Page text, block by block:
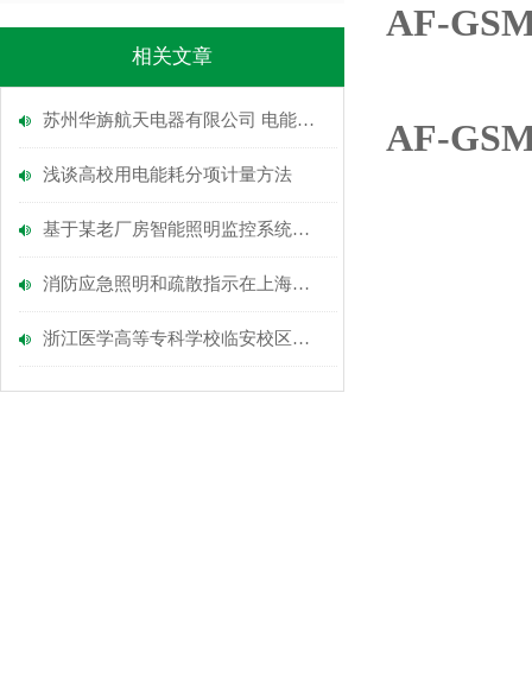
相关文章
苏州华旃航天电器有限公司 电能管理系统的设计及应用
浅谈高校用电能耗分项计量方法
基于某老厂房智能照明监控系统改造方案分析
消防应急照明和疏散指示在上海汽车城酒店的应用
浙江医学高等专科学校临安校区远程预付费电能管理系统的应用-安科瑞涂志燕
AF-
AF-